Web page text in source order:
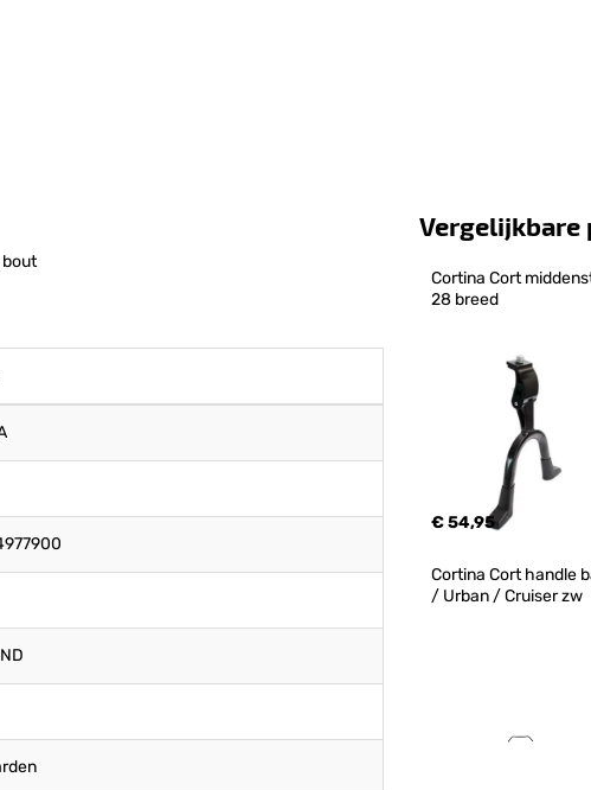
bout
Vergelijkbare
Cortina Cort
28 breed
€ 54,95
Cortina Cort handle
/ Urban / Cruiser zw